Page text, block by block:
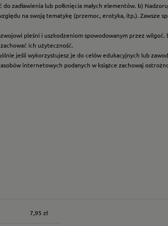
zadławienia lub połknięcia małych elementów. b)
na swoją tematykę (przemoc, erotyka, itp.). Zawsze
pleśni i uszkodzeniom spowodowanym przez
ich użyteczność.
jeśli wykorzystujesz je do celów edukacyjnych lub
internetowych podanych w książce zachowaj
7,95 zł